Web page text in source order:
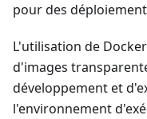
pour des
L'utilisation de
d'images
développement et
l'environnement